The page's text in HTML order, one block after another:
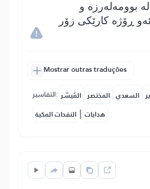
بوومەلەرزە و
ڕۆژە کارێکی زۆر
Mostrar outras traduções
التفاسير: المُيسَّر المختصر السعدي
النفحات المكية | هدايات